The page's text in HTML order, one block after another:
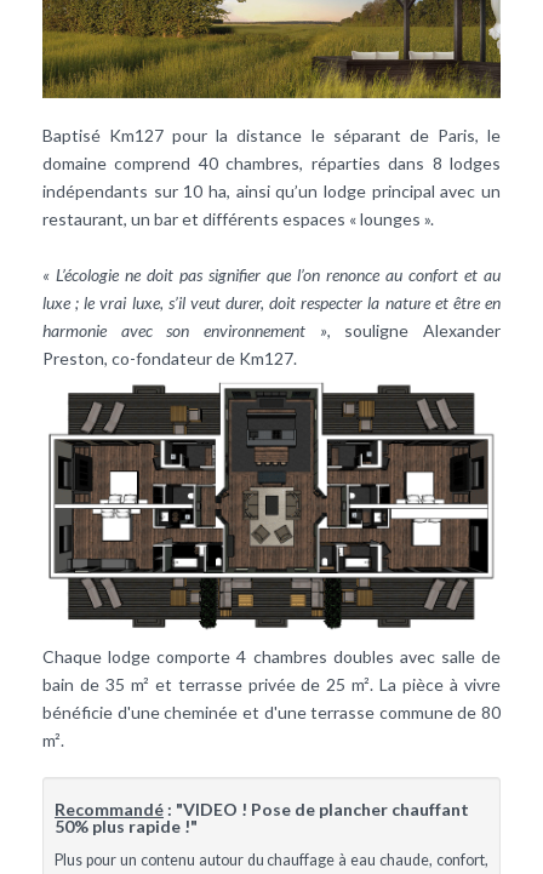
Baptisé Km127 pour la distance le séparant de Paris, le
domaine comprend 40 chambres, réparties dans 8 lodges
indépendants sur 10 ha, ainsi qu’un lodge principal avec un
restaurant, un bar et différents espaces « lounges ».
« L’écologie ne doit pas signifier que l’on renonce au confort et au
luxe ; le vrai luxe, s’il veut durer, doit respecter la nature et être en
harmonie avec son environnement », souligne Alexander
Preston, co-fondateur de Km127.
Chaque lodge comporte 4 chambres doubles avec salle de
bain de 35 m² et terrasse privée de 25 m². La pièce à vivre
bénéficie d'une cheminée et d'une terrasse commune de 80
m².
Recommandé : "VIDEO ! Pose de plancher chauffant
50% plus rapide !"
Plus pour un contenu autour du chauffage à eau chaude, confort,